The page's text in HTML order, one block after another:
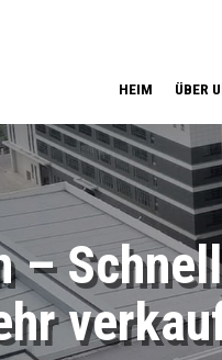
HEIM ÜBER
–